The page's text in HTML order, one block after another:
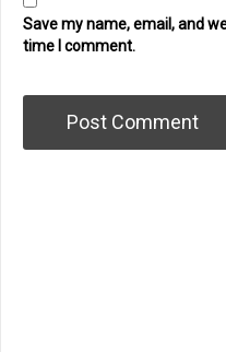
Save my name, email, and
time I comment.